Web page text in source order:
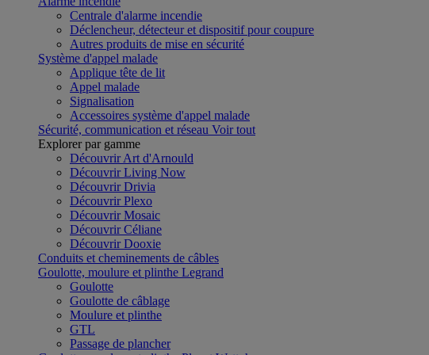
Centrale d'alarme incendie
Déclencheur, détecteur et dispositif pour coupure
Autres produits de mise en sécurité
Système d'appel malade
Applique tête de lit
Appel malade
Signalisation
Accessoires système d'appel malade
Sécurité, communication et réseau Voir tout
Explorer par gamme
Découvrir Art d'Arnould
Découvrir Living Now
Découvrir Drivia
Découvrir Plexo
Découvrir Mosaic
Découvrir Céliane
Découvrir Dooxie
Conduits et cheminements de câbles
Goulotte, moulure et plinthe Legrand
Goulotte
Goulotte de câblage
Moulure et plinthe
GTL
Passage de plancher